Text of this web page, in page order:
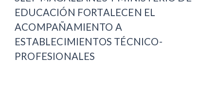
EDUCACIÓN FORTALECEN EL
ACOMPAÑAMIENTO A
ESTABLECIMIENTOS TÉCNICO-
PROFESIONALES